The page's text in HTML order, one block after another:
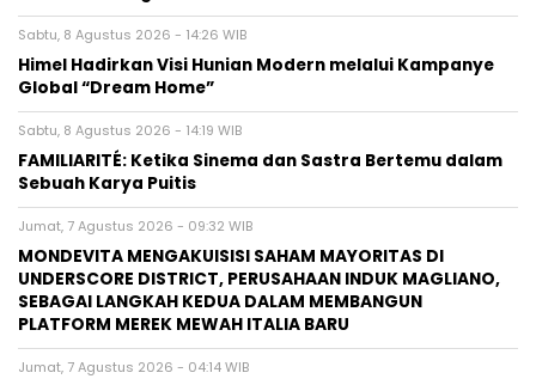
Sabtu, 8 Agustus 2026 - 14:26 WIB
Himel Hadirkan Visi Hunian Modern melalui Kampanye
Global “Dream Home”
Sabtu, 8 Agustus 2026 - 14:19 WIB
FAMILIARITÉ: Ketika Sinema dan Sastra Bertemu dalam
Sebuah Karya Puitis
Jumat, 7 Agustus 2026 - 09:32 WIB
MONDEVITA MENGAKUISISI SAHAM MAYORITAS DI
UNDERSCORE DISTRICT, PERUSAHAAN INDUK MAGLIANO,
SEBAGAI LANGKAH KEDUA DALAM MEMBANGUN
PLATFORM MEREK MEWAH ITALIA BARU
Jumat, 7 Agustus 2026 - 04:14 WIB